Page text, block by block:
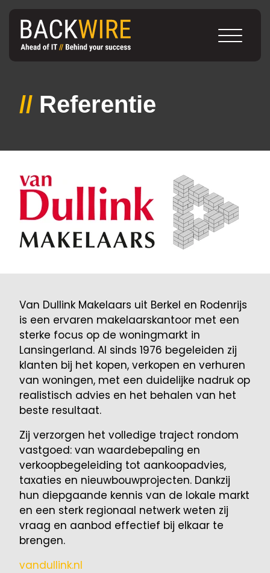
// Referentie
Van Dullink Makelaars uit Berkel en Rodenrijs
is een ervaren makelaarskantoor met een
sterke focus op de woningmarkt in
Lansingerland. Al sinds 1976 begeleiden zij
klanten bij het kopen, verkopen en verhuren
van woningen, met een duidelijke nadruk op
realistisch advies en het behalen van het
beste resultaat.
Zij verzorgen het volledige traject rondom
vastgoed: van waardebepaling en
verkoopbegeleiding tot aankoopadvies,
taxaties en nieuwbouwprojecten. Dankzij
hun diepgaande kennis van de lokale markt
en een sterk regionaal netwerk weten zij
vraag en aanbod effectief bij elkaar te
brengen.
vandullink.nl